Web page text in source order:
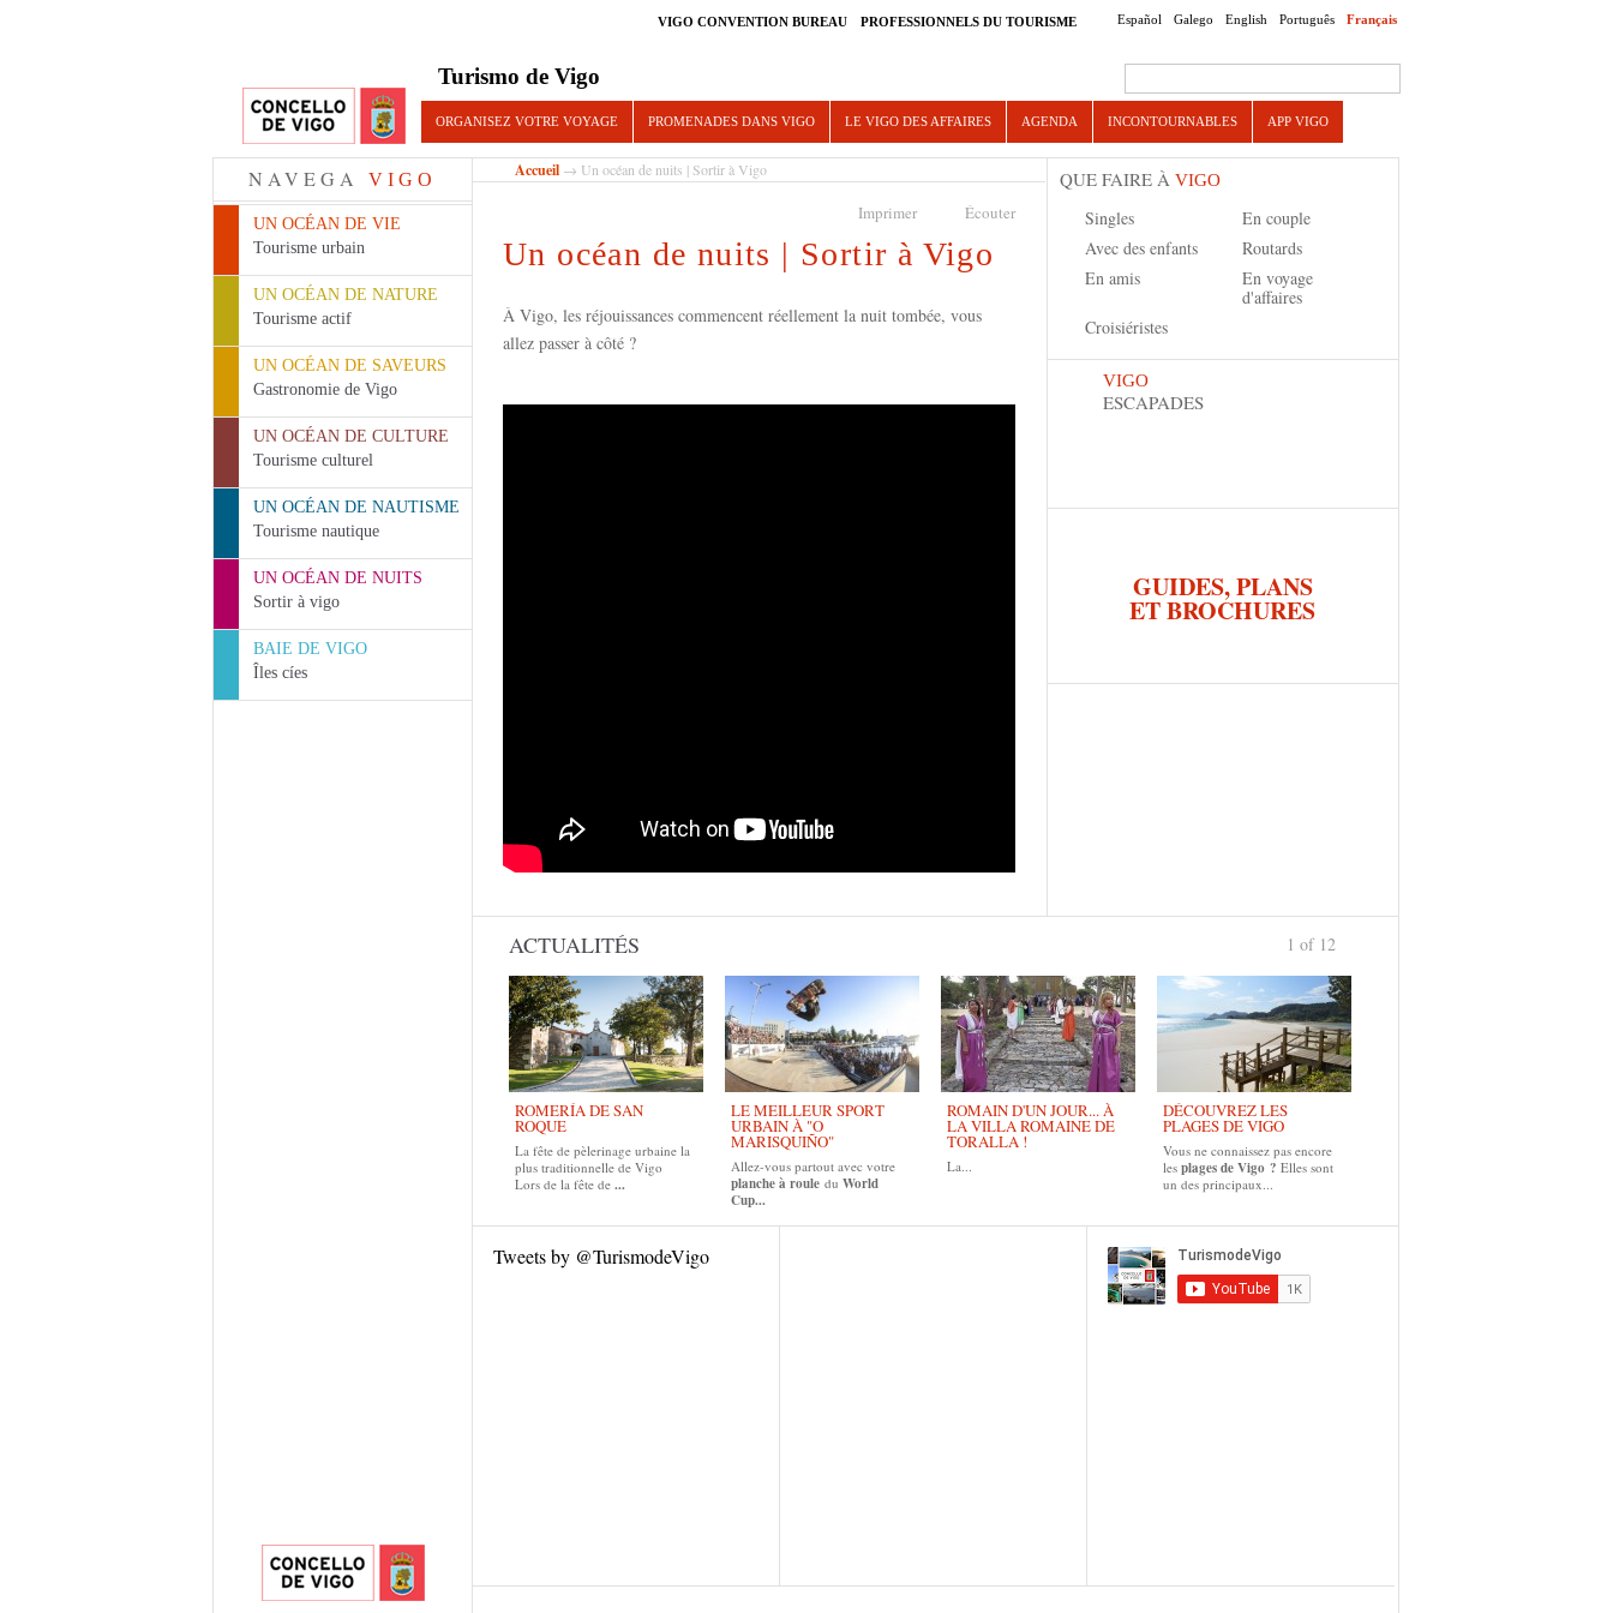
Español Galego English Português Français
VIGO CONVENTION BUREAU PROFESSIONNELS DU TOURISME
Turismo de Vigo
ORGANISEZ VOTRE VOYAGE PROMENADES DANS VIGO LE VIGO DES AFFAIRES AGENDA INCONTOURNABLES APP VIGO
NAVEGA VIGO
UN OCÉAN DE VIE
Tourisme urbain
UN OCÉAN DE NATURE
Tourisme actif
UN OCÉAN DE SAVEURS
Gastronomie de Vigo
UN OCÉAN DE CULTURE
Tourisme culturel
UN OCÉAN DE NAUTISME
Tourisme nautique
UN OCÉAN DE NUITS
Sortir à vigo
BAIE DE VIGO
Îles cíes
Accueil → Un océan de nuits | Sortir à Vigo
Imprimer Écouter
Un océan de nuits | Sortir à Vigo
À Vigo, les réjouissances commencent réellement la nuit tombée, vous
allez passer à côté ?
QUE FAIRE À VIGO
Singles
En couple
Avec des enfants
Routards
En amis
En voyage
d'affaires
Croisiéristes
VIGO
ESCAPADES
GUIDES, PLANS
ET BROCHURES
ACTUALITÉS
ROMERÍA DE SAN
ROQUE
La fête de pèlerinage urbaine la
plus traditionnelle de Vigo
Lors de la fête de ...
LE MEILLEUR SPORT
URBAIN À "O
MARISQUIÑO"
Allez-vous partout avec votre
planche à roule du World
Cup...
ROMAIN D'UN JOUR... À
LA VILLA ROMAINE DE
TORALLA !
La...
DÉCOUVREZ LES
PLAGES DE VIGO
Vous ne connaissez pas encore
les plages de Vigo ? Elles sont
un des principaux...
1 of 12
Tweets by @TurismodeVigo